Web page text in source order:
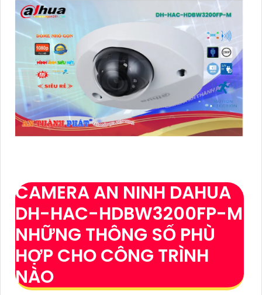
CAMERA AN NINH DAHUA
DH-HAC-HDBW3200FP-M
NHỮNG THÔNG SỐ PHÙ
HỢP CHO CÔNG TRÌNH
NÀO